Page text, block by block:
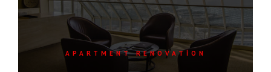
APARTMENT RENOVATION